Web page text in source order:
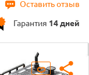
Оставить отзыв
Гарантия 14 дней